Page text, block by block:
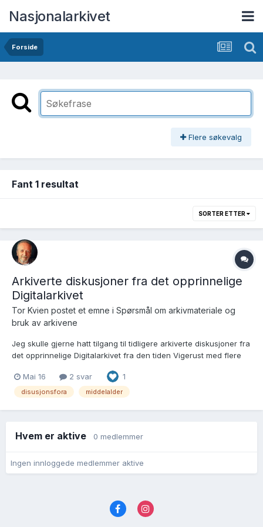
Nasjonalarkivet
Forside
Flere søkevalg
Fant 1 resultat
SORTER ETTER
Arkiverte diskusjoner fra det opprinnelige
Digitalarkivet
Tor Kvien postet et emne i Spørsmål om arkivmateriale og
bruk av arkivene
Jeg skulle gjerne hatt tilgang til tidligere arkiverte diskusjoner fra
det opprinnelige Digitalarkivet fra den tiden Vigerust med flere
diskusjonene hadde temaer og opplysninger som jeg håper
fortsatt er tilgjengelige. Eksempler er Vereid...
Mai 16 2 svar 1
disusjonsfora middelalder
Hvem er aktive 0 medlemmer
Ingen innloggede medlemmer aktive